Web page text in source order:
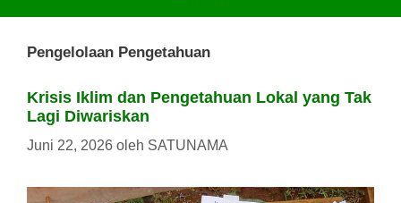
Pengelolaan Pengetahuan
Krisis Iklim dan Pengetahuan Lokal yang Tak
Lagi Diwariskan
Juni 22, 2026 oleh SATUNAMA